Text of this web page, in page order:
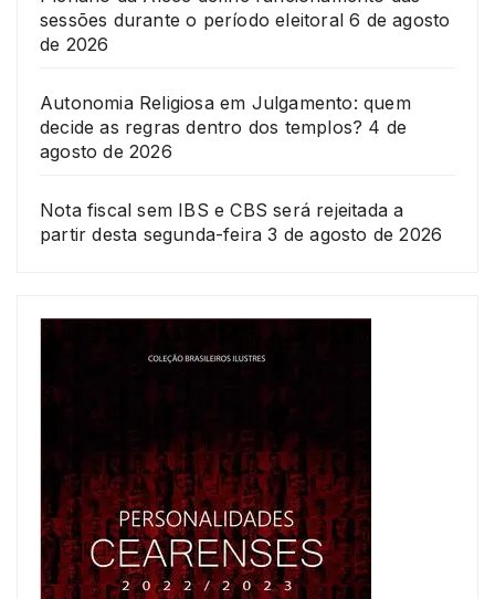
sessões durante o período eleitoral 6 de agosto
de 2026
Autonomia Religiosa em Julgamento: quem
decide as regras dentro dos templos? 4 de
agosto de 2026
Nota fiscal sem IBS e CBS será rejeitada a
partir desta segunda-feira 3 de agosto de 2026